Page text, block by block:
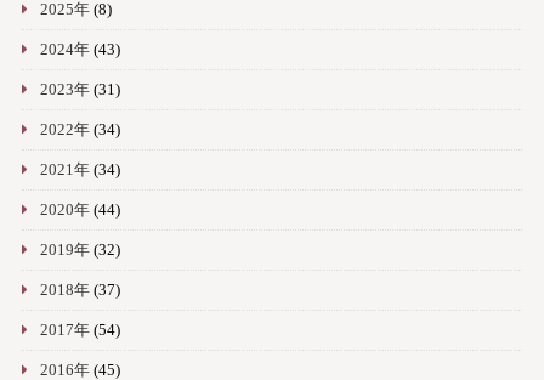
2025年(8)
2024年(43)
2023年(31)
2022年(34)
2021年(34)
2020年(44)
2019年(32)
2018年(37)
2017年(54)
2016年(45)